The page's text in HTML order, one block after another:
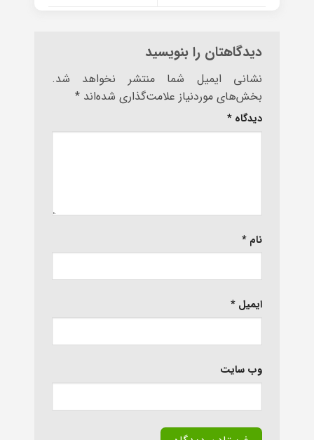
دیدگاهتان را بنویسید
نشانی ایمیل شما منتشر نخواهد شد.
بخش‌های موردنیاز علامت‌گذاری شده‌اند *
دیدگاه *
نام *
ایمیل *
وب‌ سایت